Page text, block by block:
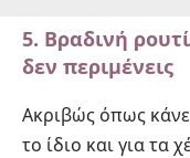
5. Βραδινή
δεν περιμένεις
Ακριβώς όπως
το ίδιο και για τα